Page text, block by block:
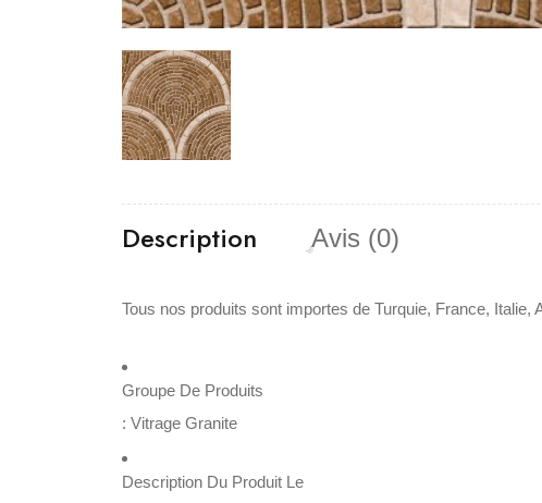
Description Avis (0)
Tous nos produits sont importes de Turquie, France,
Groupe De Produits
: Vitrage Granite
Description Du Produit Le